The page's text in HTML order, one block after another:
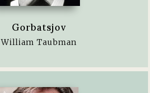
Gorbatsjov
William Taubman